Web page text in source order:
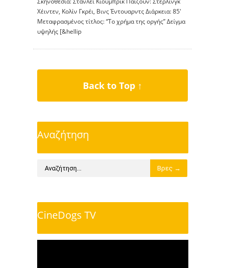
Χέιντεν, Κολίν Γκρέι, Βινς Έντουαρντς Διάρκεια: 85′
Μεταφρασμένος τίτλος: “Το χρήμα της οργής” Δείγμα
υψηλής [&hellip
Back to Top ↑
Αναζήτηση
CineDogs TV